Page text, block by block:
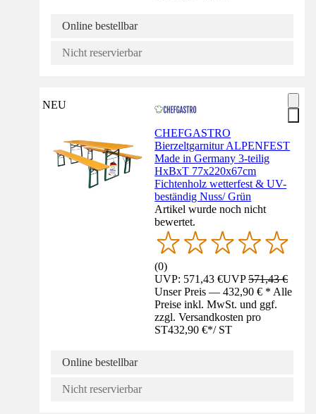
Online bestellbar
Nicht reservierbar
NEU
CHEFGASTRO
Bierzeltgarnitur ALPENFEST
Made in Germany 3-teilig
HxBxT 77x220x67cm
Fichtenholz wetterfest & UV-
beständig Nuss/ Grün
Artikel wurde noch nicht
bewertet.
(0)
UVP: 571,43 €UVP571,43 €
Unser Preis — 432,90 € * Alle
Preise inkl. MwSt. und ggf.
zzgl. Versandkosten pro
ST432,90 €*/ ST
Online bestellbar
Nicht reservierbar